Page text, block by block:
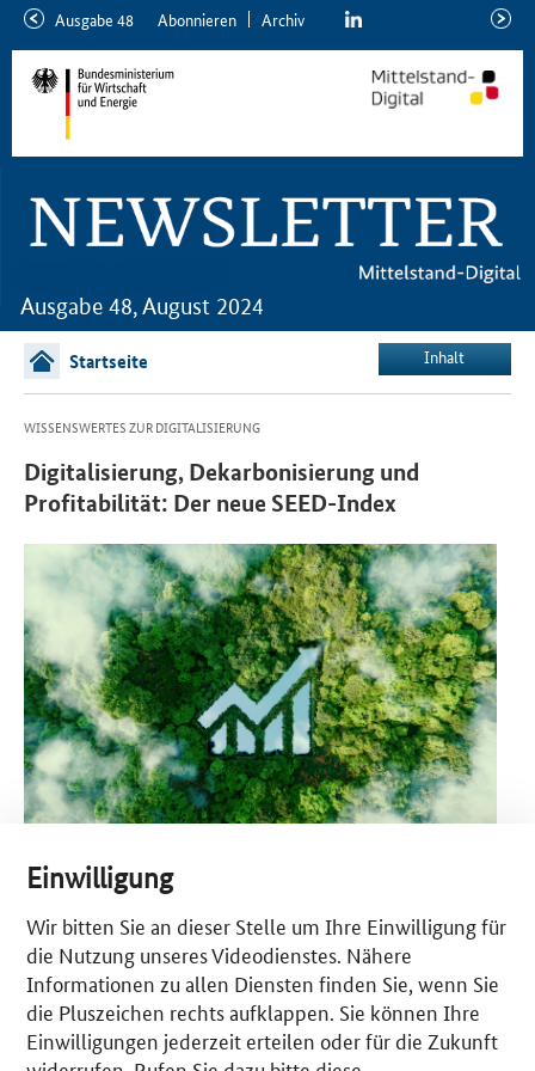
Einwilligung
Wir bitten Sie an dieser Stelle um Ihre Einwilligung für
die Nutzung unseres Videodienstes. Nähere
Informationen zu allen Diensten finden Sie, wenn Sie
die Pluszeichen rechts aufklappen. Sie können Ihre
Einwilligungen jederzeit erteilen oder für die Zukunft
ältereAusgabe 48 Abon­nie­ren Ar­chiv linkedin
Ausgabe 48, August 2024
Startseite Inhalt
WISSENSWERTES ZUR DIGITALISIERUNG
Digitalisierung, Dekarbonisierung und
Profitabilität: Der neue SEED-Index
© malp – stock.adobe.com
Der in diesem Jahr erstmalig veröffentlichte SEED-Index fungiert als
Indikator für den Stand der Digitalisierung in der deutschen Wirtschaft.
Er verbindet zwei wesentliche Effekte der Digitalisierung: die
Reduzierung von CO2-Emissionen und die Steigerung der Profitabilität.
Der Index bewertet die Fortschritte der Digitalisierung in fünf wichtigen
Sektoren. Auf diese Weise zeigt wird sichtbar, wie weit die